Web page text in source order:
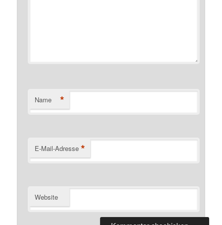
Name *
E-Mail-Adresse *
Website